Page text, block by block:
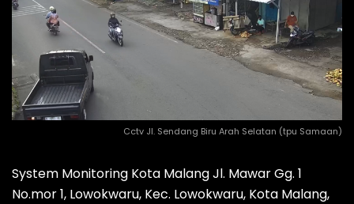
Cctv Jl. Sendang Biru Arah Selatan (tpu Samaan)
System Monitoring Kota Malang Jl. Mawar Gg. 1
No.mor 1, Lowokwaru, Kec. Lowokwaru, Kota Malang,